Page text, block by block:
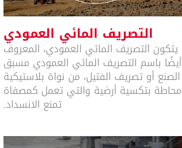
التصريف المائي العمودي
يتكون التصريف المائي العمودي، المعروف
أيضًا باسم التصريف المائي العمودي مسبق
الصنع أو تصريف الفتيل، من نواة بلاستيكية
محاطة بتكسية أرضية والتي تعمل كمصفاة
تمنع الانسداد.